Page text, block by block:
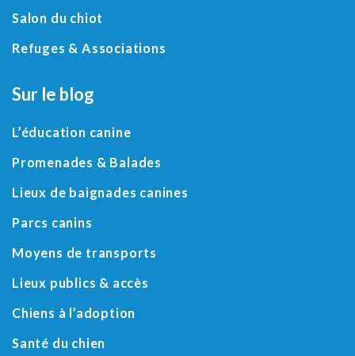
Salon du chiot
Refuges &Associations
Sur le blog
L’éducation canine
Promenades & Balades
Lieux de baignades canines
Parcs canins
Moyens de transports
Lieux publics & accès
Chiens à l’adoption
Santé du chien